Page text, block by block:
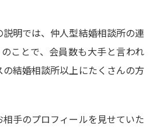
明では、仲人型結婚相談所の連
ことで、会員数も大手と言われ
結婚相談所以上にたくさんの方
手のプロフィールを見せていた